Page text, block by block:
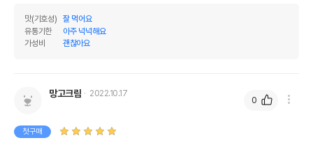
맛(기호성)
잘 먹어요
유통기한
아주 넉넉해요
가성비
괜찮아요
망고크림 2022.10.17
첫구매
0